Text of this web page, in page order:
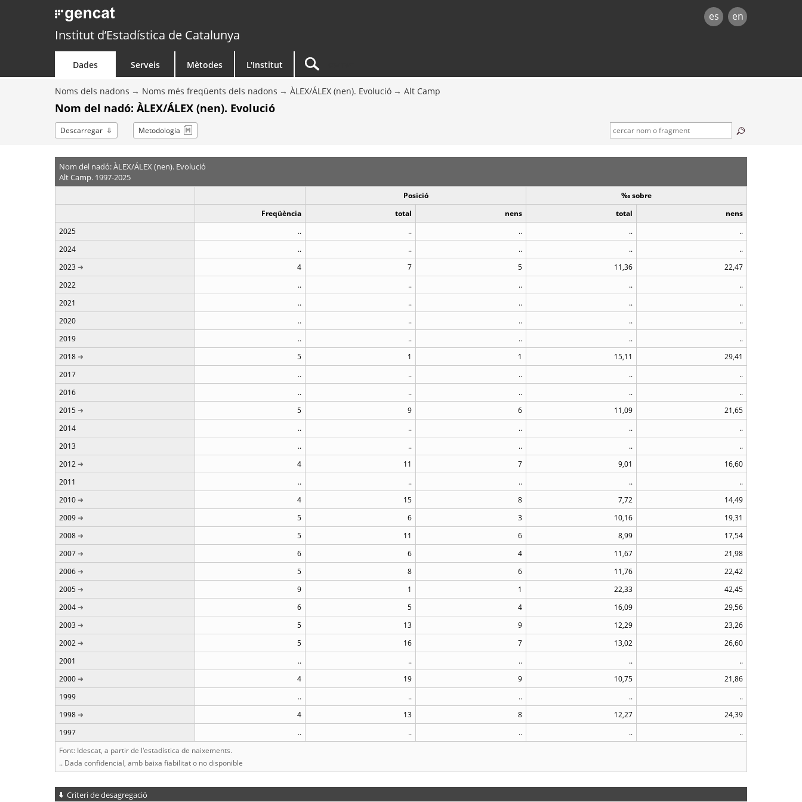
es en
Institut d’Estadística de Catalunya
Dades Serveis Mètodes L'Institut
Noms dels nadons Noms més freqüents dels nadons ÀLEX/ÁLEX (nen). Evolució Alt Camp
Nom del nadó: ÀLEX/ÁLEX (nen). Evolució
Descarregar Metodologia
Nom del nadó: ÀLEX/ÁLEX (nen). Evolució
Alt Camp. 1997-2025
Posició
‰ sobre
Freqüència
total nens total
nens
2025
.. .. .. ..
..
2024
.. .. .. ..
..
2023
4 7 5 11,36
22,47
2022
.. .. .. ..
..
2021
.. .. .. ..
..
2020
.. .. .. ..
..
2019
.. .. .. ..
..
2018
5 1 1 15,11
29,41
2017
.. .. .. ..
..
2016
.. .. .. ..
..
2015
5 9 6 11,09
21,65
2014
.. .. .. ..
..
2013
.. .. .. ..
..
2012
4 11 7 9,01
16,60
2011
.. .. .. ..
..
2010
4 15 8 7,72
14,49
2009
5 6 3 10,16
19,31
2008
5 11 6 8,99
17,54
2007
6 6 4 11,67
21,98
2006
5 8 6 11,76
22,42
2005
9 1 1 22,33
42,45
2004
6 5 4 16,09
29,56
2003
5 13 9 12,29
23,26
2002
5 16 7 13,02
26,60
2001
.. .. .. ..
..
2000
4 19 9 10,75
21,86
1999
.. .. .. ..
..
1998
4 13 8 12,27
24,39
1997
.. .. .. ..
..
Font: Idescat, a partir de l'estadística de naixements.
.. Dada confidencial, amb baixa fiabilitat o no disponible
Criteri de desagregació